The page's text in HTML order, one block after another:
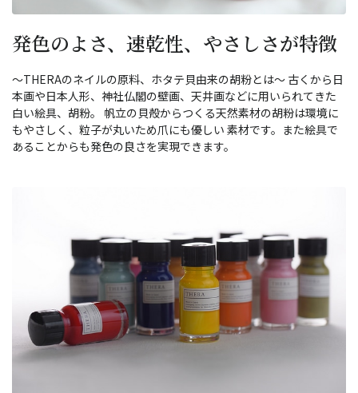
発色のよさ、速乾性、やさしさが特徴
～THERAのネイルの原料、ホタテ貝由来の胡粉とは～ 古くから日
本画や日本人形、神社仏閣の壁画、天井画などに用いられてきた
白い絵具、胡粉。 帆立の貝殻からつくる天然素材の胡粉は環境に
もやさしく、粒子が丸いため爪にも優しい 素材です。また絵具で
あることからも発色の良さを実現できます。